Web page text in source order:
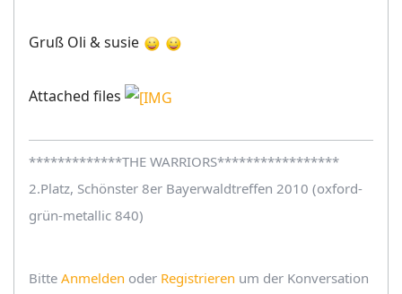
Gruß Oli & susie
Attached files
*************THE WARRIORS*****************
2.Platz, Schönster 8er Bayerwaldtreffen 2010 (oxford-
grün-metallic 840)
Bitte Anmelden oder Registrieren um der Konversation